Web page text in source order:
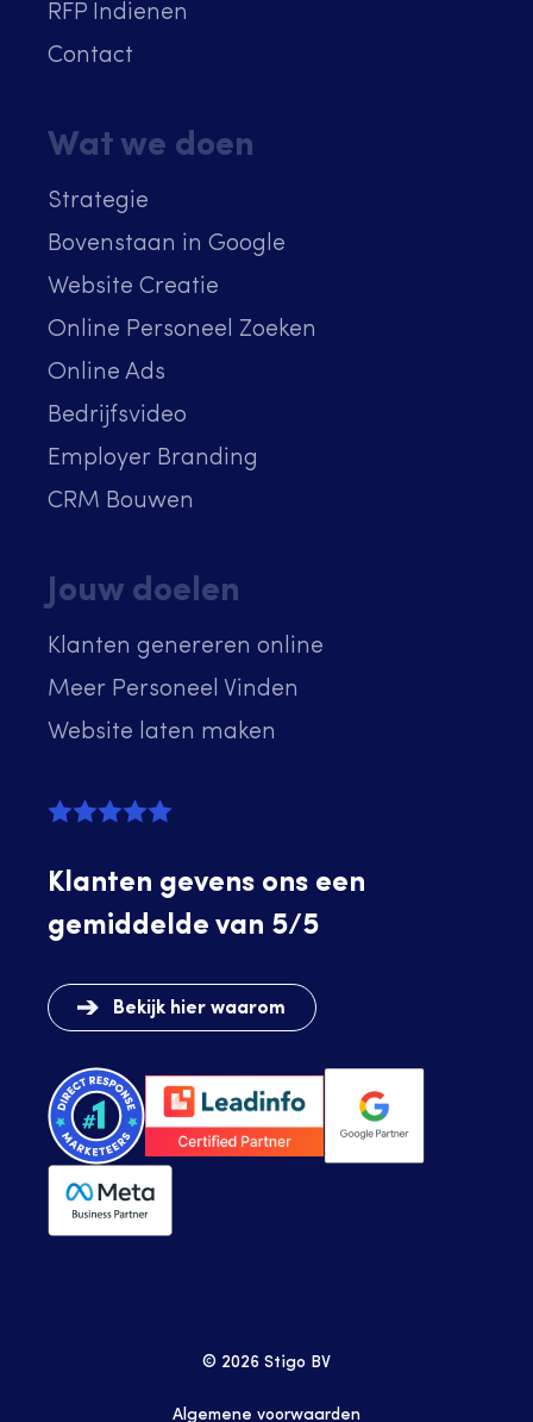
RFP Indienen
Contact
Wat we doen
Strategie
Bovenstaan in Google
Website Creatie
Online Personeel Zoeken
Online Ads
Bedrijfsvideo
Employer Branding
CRM Bouwen
Jouw doelen
Klanten genereren online
Meer Personeel Vinden
Website laten maken
Klanten gevens ons een
gemiddelde van 5/5
Bekijk hier waarom
© 2026 Stigo BV
Algemene voorwaarden